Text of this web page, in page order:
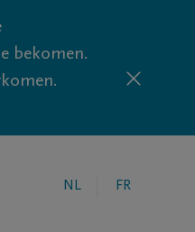
bekomen.
NL FR